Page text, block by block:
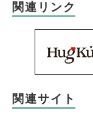
関連リンク
関連サイト